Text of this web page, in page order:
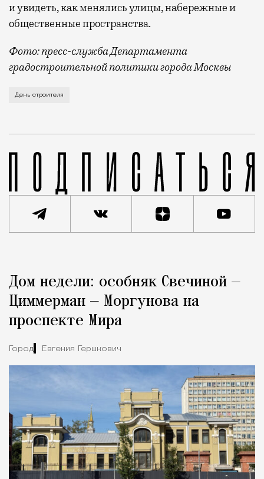
и увидеть, как менялись улицы, набережные и
общественные пространства.
Фото: пресс-служба Департамента
градостроительной политики города Москвы
В этом году профессиональный праздник День
День строителя
Город
Дом недели: особняк Свечиной —
Циммерман — Моргунова на
проспекте Мира
Город Евгения Гершкович